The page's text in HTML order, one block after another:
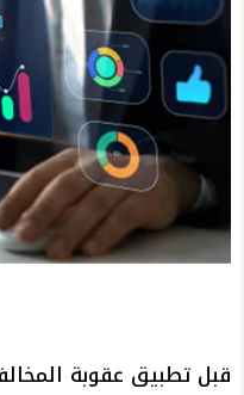
قبل تطبيق عقوبة